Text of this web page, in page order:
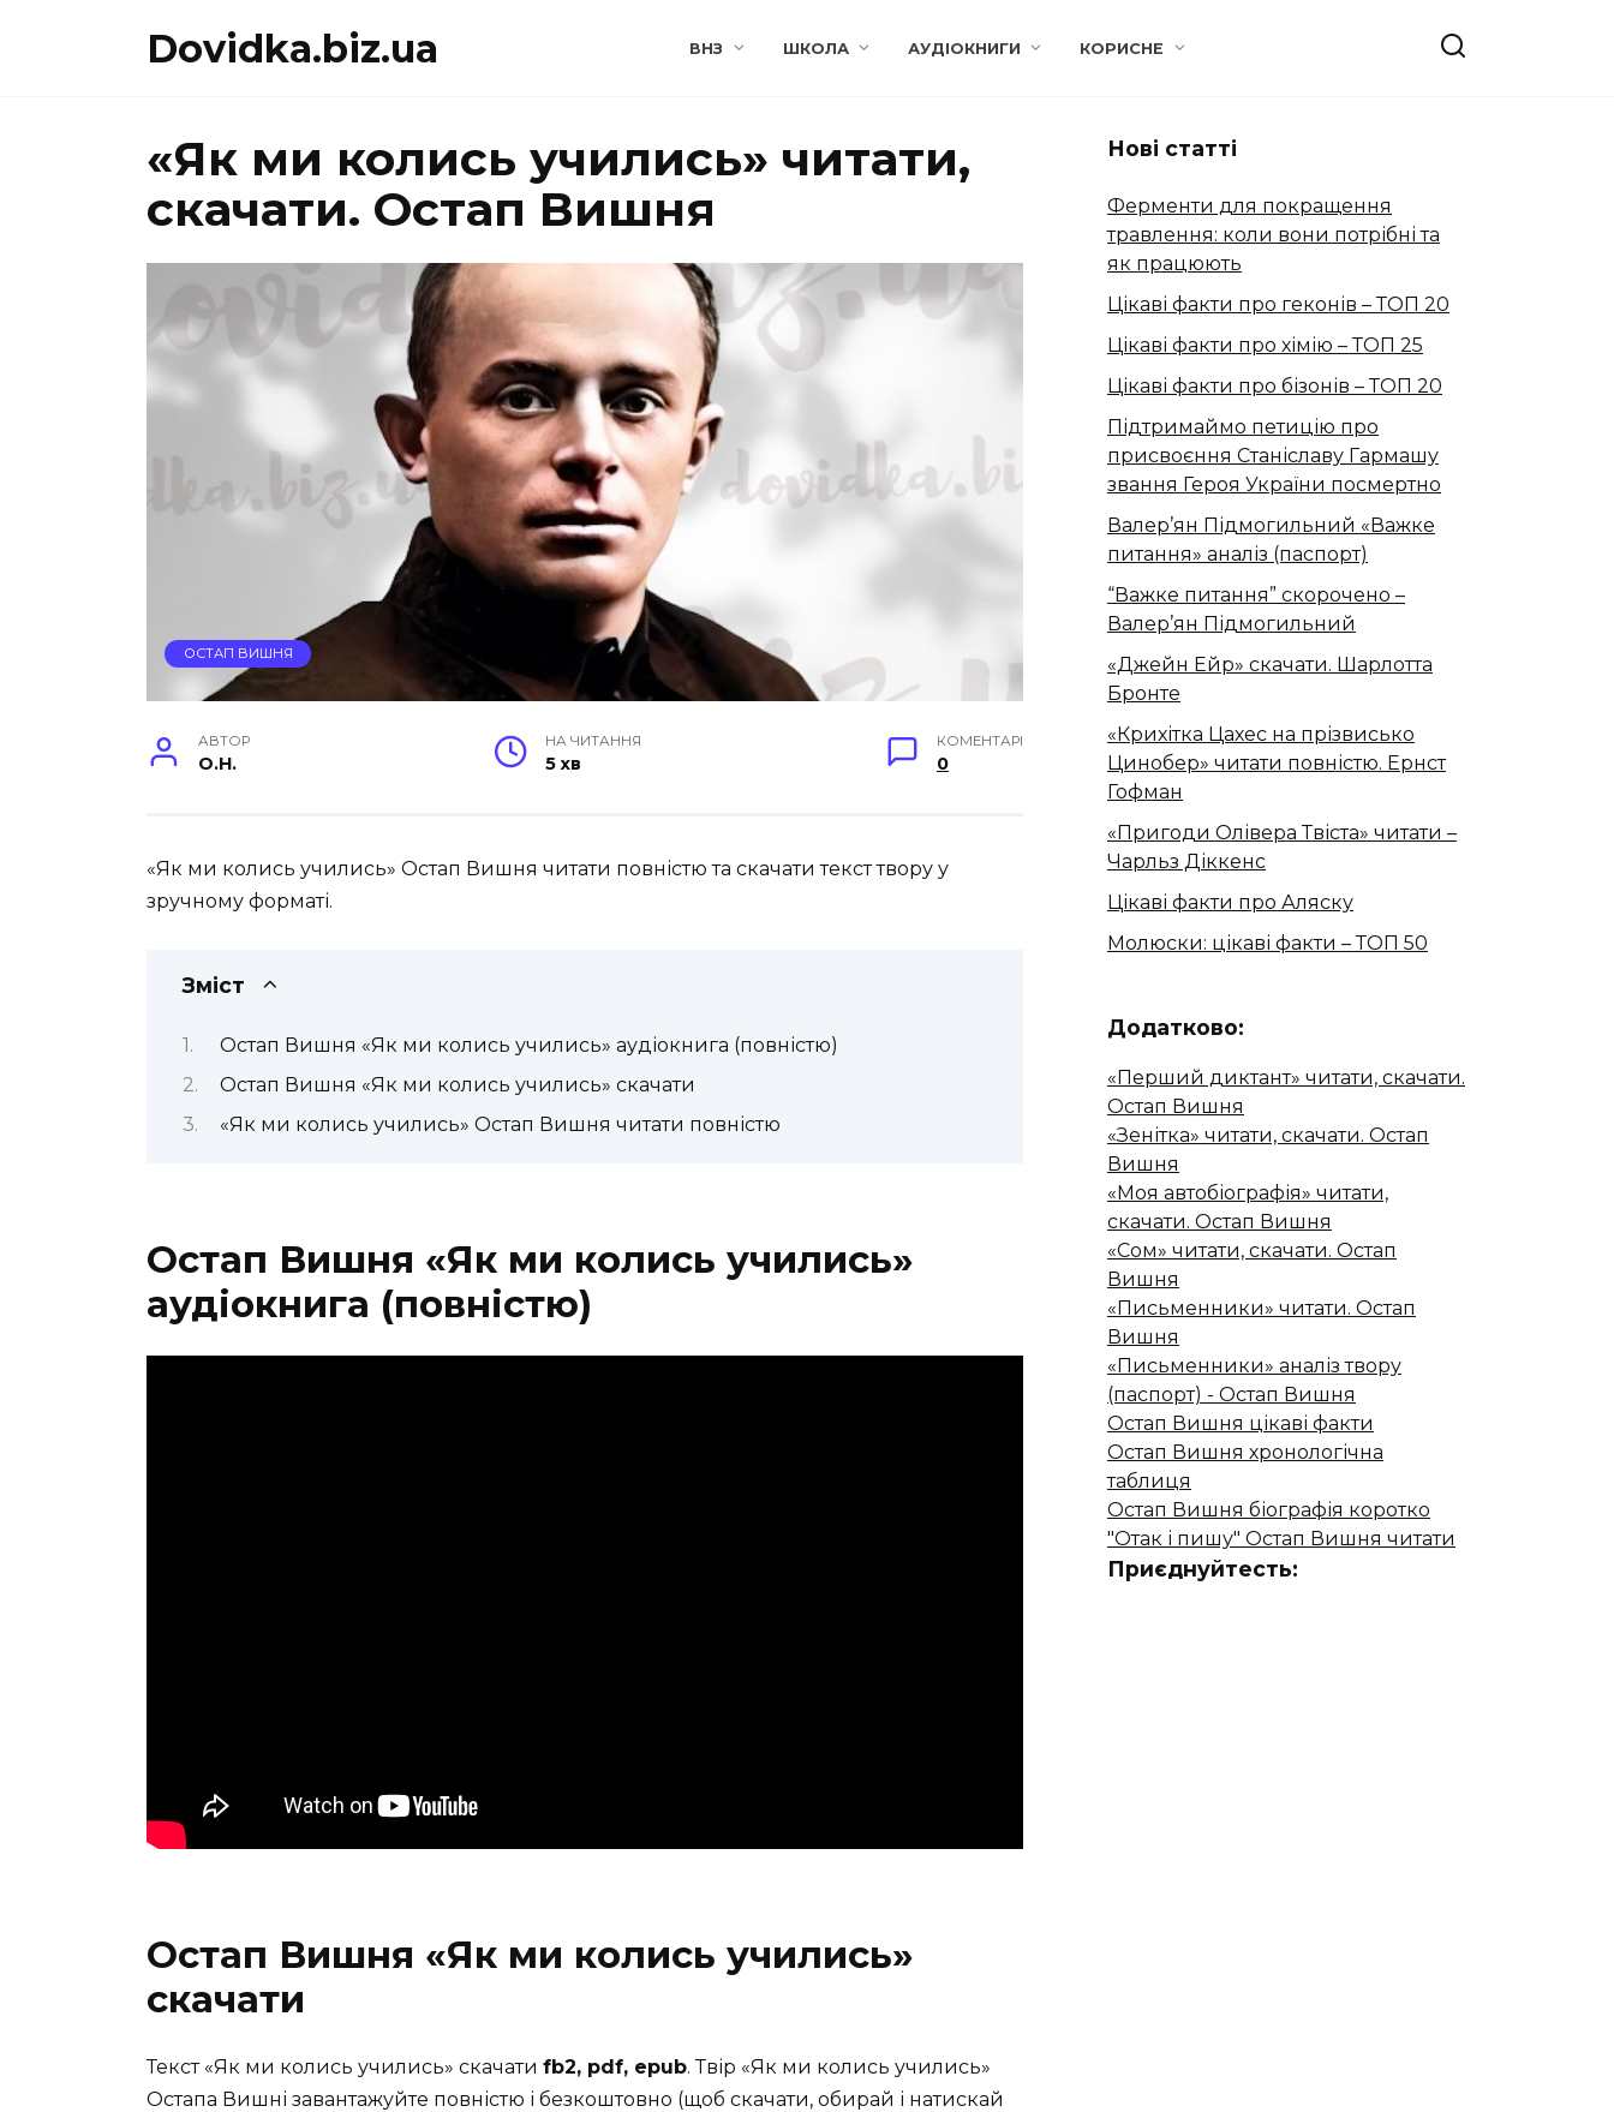
Dovidka.biz.ua ВНЗ ШКОЛА АУДІОКНИГИ КОРИСНЕ
«Як ми колись учились» читати,
скачати. Остап Вишня
ОСТАП ВИШНЯ
АВТОР
O.H.
НА ЧИТАННЯ
5 хв
КОМЕНТАРІ
0
«Як ми колись учились» Остап Вишня читати повністю та скачати текст твору у
зручному форматі.
Зміст
Остап Вишня «Як ми колись учились» аудіокнига (повністю)
Остап Вишня «Як ми колись учились» скачати
«Як ми колись учились» Остап Вишня читати повністю
Остап Вишня «Як ми колись учились»
аудіокнига (повністю)
Остап Вишня «Як ми колись учились»
скачати
Текст «Як ми колись учились» скачати fb2, pdf, epub. Твір «Як ми колись учились»
Остапа Вишні завантажуйте повністю і безкоштовно (щоб скачати, обирай і натискай
Нові статті
Ферменти для покращення
травлення: коли вони потрібні та
як працюють
Цікаві факти про геконів – ТОП 20
Цікаві факти про хімію – ТОП 25
Цікаві факти про бізонів – ТОП 20
Підтримаймо петицію про
присвоєння Станіславу Гармашу
звання Героя України посмертно
Валер’ян Підмогильний «Важке
питання» аналіз (паспорт)
“Важке питання” скорочено –
Валер’ян Підмогильний
«Джейн Ейр» скачати. Шарлотта
Бронте
«Крихітка Цахес на прізвисько
Цинобер» читати повністю. Ернст
Гофман
«Пригоди Олівера Твіста» читати –
Чарльз Діккенс
Цікаві факти про Аляску
Молюски: цікаві факти – ТОП 50
Додатково:
«Перший диктант» читати, скачати.
Остап Вишня
«Зенітка» читати, скачати. Остап
Вишня
«Моя автобіографія» читати,
скачати. Остап Вишня
«Сом» читати, скачати. Остап
Вишня
«Письменники» читати. Остап
Вишня
«Письменники» аналіз твору
(паспорт) - Остап Вишня
Остап Вишня цікаві факти
Остап Вишня хронологічна
таблиця
Остап Вишня біографія коротко
"Отак і пишу" Остап Вишня читати
Приєднуйтесть: